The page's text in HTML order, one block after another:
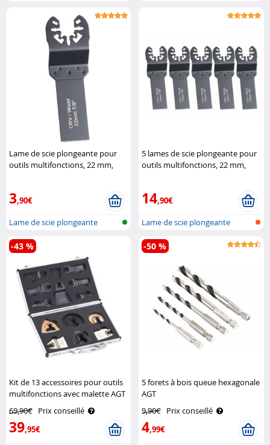
Lame de scie plongeante pour
outils multifonctions, 22 mm,
3,90€
Lame de scie plongeante
5 lames de scie plongeante pour
outils multifonctions, 22 mm,
14,90€
Lame de scie plongeante
Kit de 13 accessoires pour outils
multifonctions avec malette AGT
69,90€ Prix conseillé
39,95€
-43 %
5 forets à bois queue hexagonale
AGT
9,90€ Prix conseillé
4,99€
-50 %